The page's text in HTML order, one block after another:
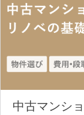
中古マンシ